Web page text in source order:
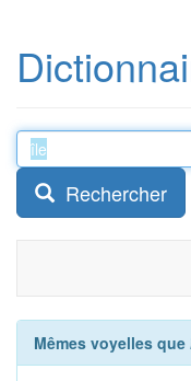
Rechercher
Mêmes voyelles que